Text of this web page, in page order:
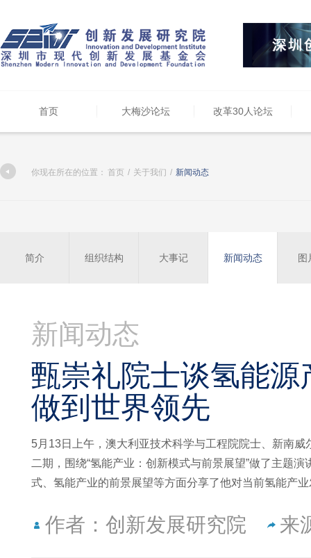
首页 大梅沙论坛 改革30人论坛
你现在所在的位置： 首页 / 关于我们 / 新闻动态
简介 组织结构 大事记 新闻动态 图
新闻动态
甄崇礼院士谈氢能
做到世界领先
5月13日上午，澳大利亚技术科学与工程院院士、新南
二期，围绕“氢能产业：创新模式与前景展望”做了主题
式、氢能产业的前景展望等方面分享了他对当前氢能产
作者：创新发展研究院 来